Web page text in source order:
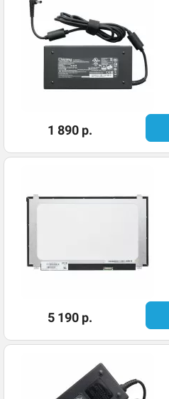
1 890 р.
5 190 р.